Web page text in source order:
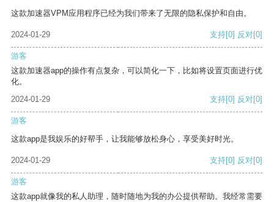
这款加速器VPM应用程序已经为我们带来了无限的隐私保护和自由。
2024-01-29 支持[0] 反对[0]
游客
这款加速器app的操作有点复杂，可以简化一下，比如将设置页面进行优
化。
2024-01-29
支持[0] 反对[0]
游客
这款app是我娱乐的好帮手，让我能够放松身心，享受美好时光。
2024-01-29 支持[0] 反对[0]
游客
这款app就像我的私人助理，随时随地为我的办公提供帮助。我经常需要